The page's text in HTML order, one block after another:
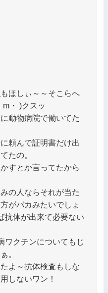
ほしぃ～～そこらへ
・ )クスッ
動物病院で働いてた
頼んで証明書だけ出
たの。
すとか言ってたから
の人ならそれが当た
がバカみたいでしょ
抗体が出来て必要ない
ワクチンについてもじ
。
よ～抗体検査もしな
しないワン！